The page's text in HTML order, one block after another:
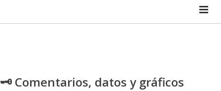
🗝 Comentarios, datos y gráficos